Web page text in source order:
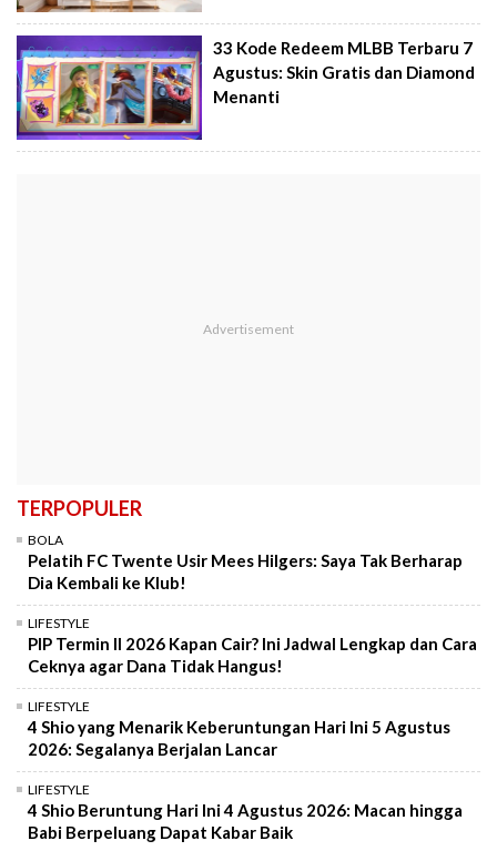
33 Kode Redeem MLBB Terbaru 7
Agustus: Skin Gratis dan Diamond
Menanti
TERPOPULER
BOLA
Pelatih FC Twente Usir Mees Hilgers: Saya Tak Berharap
Dia Kembali ke Klub!
LIFESTYLE
PIP Termin II 2026 Kapan Cair? Ini Jadwal Lengkap dan Cara
Ceknya agar Dana Tidak Hangus!
LIFESTYLE
4 Shio yang Menarik Keberuntungan Hari Ini 5 Agustus
2026: Segalanya Berjalan Lancar
LIFESTYLE
4 Shio Beruntung Hari Ini 4 Agustus 2026: Macan hingga
Babi Berpeluang Dapat Kabar Baik